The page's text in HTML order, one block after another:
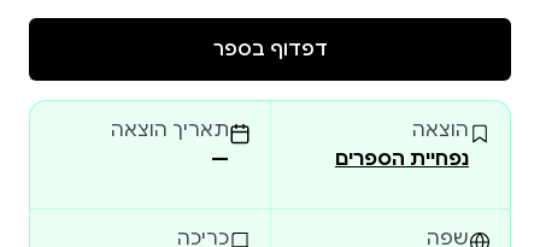
המסוכנת - חרם בקרב ילדים. הספר מנגיש את הנושא
לילדים בגילאי גן והכיתות הנמוכות של בית הספר היסודי.
דפדוף בספר
הוצאה
נפחיית הספרים
תאריך הוצאה
—
שפה
כריכה